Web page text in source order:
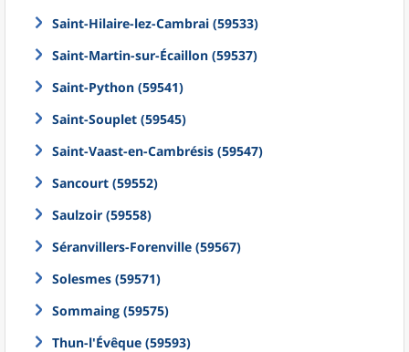
Saint-Hilaire-lez-Cambrai (59533)
Saint-Martin-sur-Écaillon (59537)
Saint-Python (59541)
Saint-Souplet (59545)
Saint-Vaast-en-Cambrésis (59547)
Sancourt (59552)
Saulzoir (59558)
Séranvillers-Forenville (59567)
Solesmes (59571)
Sommaing (59575)
Thun-l'Évêque (59593)